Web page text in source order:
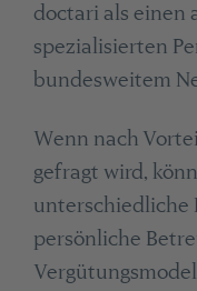
doctari als einen
spezialisierten
bundesweitem
Wenn nach
gefragt wird,
unterschiedliche
persönliche